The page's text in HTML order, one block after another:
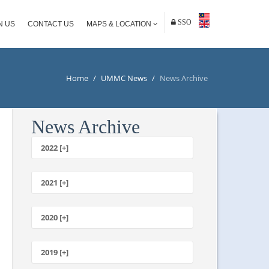
US CONTACT US MAPS & LOCATION SSO
Home / UMMC News / News Archive
News Archive
2022 [+]
2021 [+]
October
July
2020 [+]
January
2019 [+]